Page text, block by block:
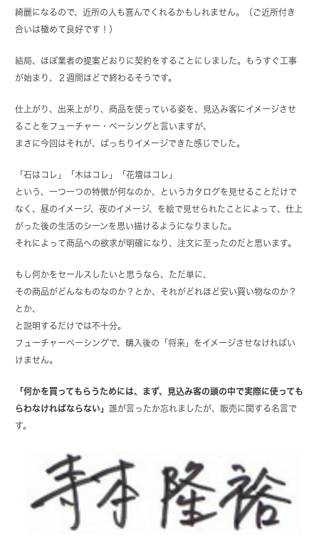
綺麗になるので、近所の人も喜んでくれるかもしれません。（ご近所付き
合いは極めて良好です！）
結局、ほぼ業者の提案どおりに契約をすることにしました。もうすぐ工事
が始まり、２週間ほどで終わるそうです。
仕上がり、出来上がり、商品を使っている姿を、見込み客にイメージさせ
ることをフューチャー・ペーシングと言いますが、
まさに今回はそれが、ばっちりイメージできた感じでした。
「石はコレ」「木はコレ」「花壇はコレ」
という、一つ一つの特徴が何なのか、というカタログを見せることだけで
なく、昼のイメージ、夜のイメージ、を絵で見せられたことによって、仕上
がった後の生活のシーンを思い描けるようになりました。
それによって商品への欲求が明確になり、注文に至ったのだと思います。
もし何かをセールスしたいと思うなら、ただ単に、
その商品がどんなものなのか？とか、それがどれほど安い買い物なのか？
とか、
と説明するだけでは不十分。
フューチャーペーシングで、購入後の「将来」をイメージさせなければい
けません。
「何かを買ってもらうためには、まず、見込み客の頭の中で実際に使っても
らわなければならない」誰が言ったか忘れましたが、販売に関する名言で
す。